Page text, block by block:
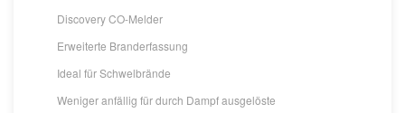
Discovery CO-Melder
Erweiterte Branderfassung
Ideal für Schwelbrände
Weniger anfällig für durch Dampf ausgelöste